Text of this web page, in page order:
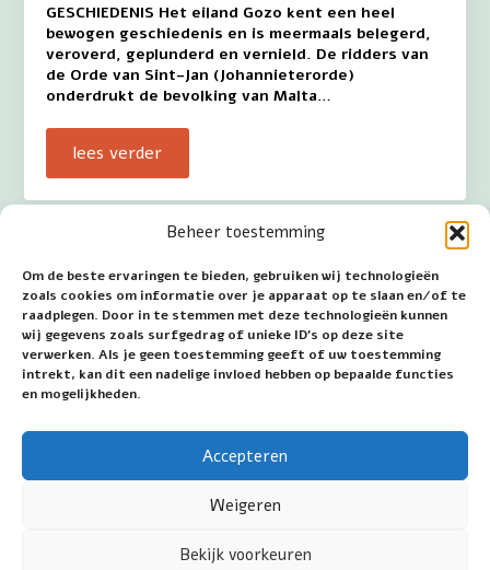
Beheer toestemming
Om de beste ervaringen te bieden, gebruiken wij technologieën
zoals cookies om informatie over je apparaat op te slaan en/of te
raadplegen. Door in te stemmen met deze technologieën kunnen
wij gegevens zoals surfgedrag of unieke ID's op deze site
verwerken. Als je geen toestemming geeft of uw toestemming
intrekt, kan dit een nadelige invloed hebben op bepaalde functies
en mogelijkheden.
Accepteren
Weigeren
Bekijk voorkeuren
GESCHIEDENIS Het eiland Gozo kent een heel
bewogen geschiedenis en is meermaals belegerd,
veroverd, geplunderd en vernield. De ridders van
de Orde van Sint-Jan (Johannieterorde)
onderdrukt de bevolking van Malta…
lees verder
Valletta
GESCHIEDENIS De huidige basiliek van Onze-Live-
Vrouw van de Berg Karmel kent een lange
voorgeschiedenis. Voordat een kerk wordt
gebouwd is er een bidkapel in de “Old Theatre